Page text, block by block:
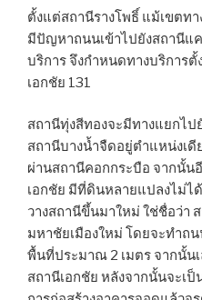
ตั้งแต่สถานีรางโพธิ์ แม้เขตท
มีปัญหาถนนเข้าไปยังสถานีแ
บริการ จึงกำหนดทางบริการ
เอกชัย 131
สถานีทุ่งสีทองจะมีทางแยกไ
สถานีบางน้ำจืดอยู่ตำแหน่งเ
ผ่านสถานีคอกกระบือ จากนั้น
เอกชัย มีที่ดินหลายแปลงไม่ไ
วางสถานีขึ้นมาใหม่ ใช่ชื่อว่า
มหาชัยเมืองใหม่ โดยจะทำถ
พื้นที่ประมาณ 2 เมตร จากนั้น
สถานีเอกชัย หลังจากนั้นจะเ